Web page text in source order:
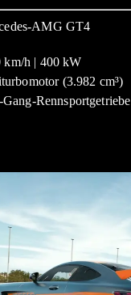
km/h | 400 kW
(3.982 cm³)
Rennsportgetriebe